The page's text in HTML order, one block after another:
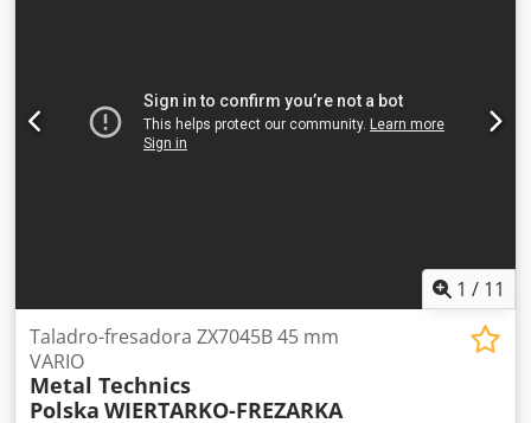
1 / 11
Taladro-fresadora ZX7045B 45 mm
VARIO
Metal Technics
Polska WIERTARKO-FREZARKA